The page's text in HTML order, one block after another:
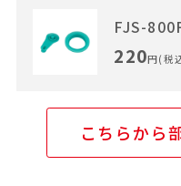
FJS-
220円(税
こちらから